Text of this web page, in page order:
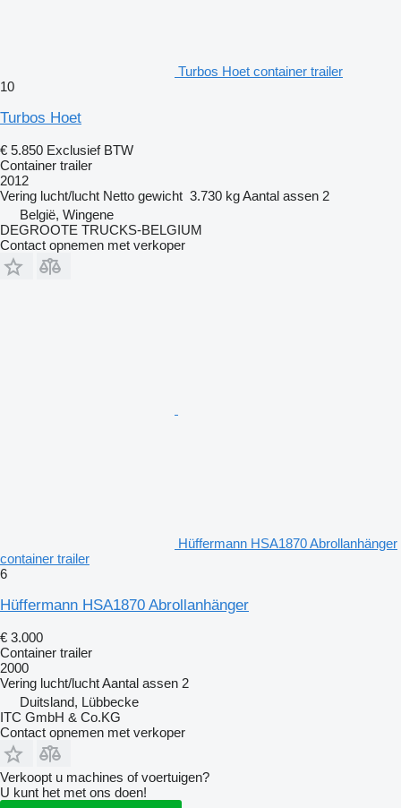
Turbos Hoet container trailer
10
Turbos Hoet
€ 5.850 Exclusief BTW
Container trailer
2012
Vering lucht/lucht Netto gewicht 3.730 kgAantal assen 2
België, Wingene
DEGROOTE TRUCKS-BELGIUM
Contact opnemen met verkoper
Hüffermann HSA1870 Abrollanhänger
container trailer
6
Hüffermann HSA1870 Abrollanhänger
€ 3.000
Container trailer
2000
Vering lucht/luchtAantal assen 2
Duitsland, Lübbecke
ITC GmbH & Co.KG
Contact opnemen met verkoper
Verkoopt u machines of voertuigen?
U kunt het met ons doen!